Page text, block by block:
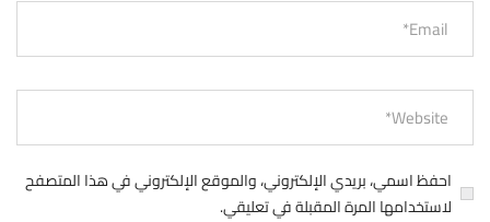
احفظ اسمي، بريدي الإلكتروني، والموقع الإلكتروني في هذا المتصفح
لاستخدامها المرة المقبلة في تعليقي.